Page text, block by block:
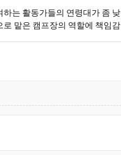
하는 활동가들의 연령대가 좀
로 맡은 캠프장의 역할에 책임